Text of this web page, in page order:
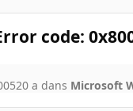
code:
20 a dans Microsoft